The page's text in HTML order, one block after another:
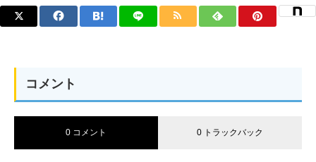
コメント
0 コメント 0 トラックバック